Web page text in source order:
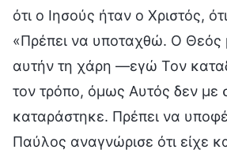
ότι ο Ιησούς ήταν ο Χριστός,
«Πρέπει να υποταχθώ. Ο Θεός
αυτήν τη χάρη —εγώ Τον
τον τρόπο, όμως Αυτός δεν με
καταράστηκε. Πρέπει να
Παύλος αναγνώρισε ότι είχε